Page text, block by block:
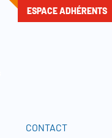
ESPACE ADHÉRENTS
CONTACT